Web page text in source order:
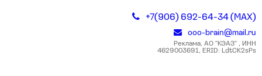
+7(906) 692-64-34 (MAX)
ooo-brain@mail.ru
Реклама, АО "КЭАЗ" , ИНН
4629003691, ERID: LdtCK2sPs